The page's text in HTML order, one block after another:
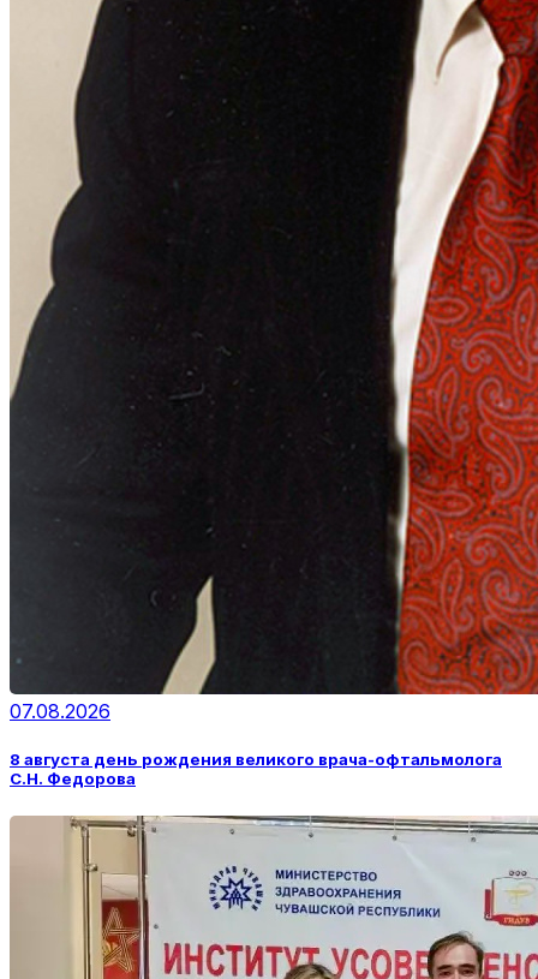
07.08.2026
8 августа день рождения великого врача-офтальмолога
С.Н. Федорова